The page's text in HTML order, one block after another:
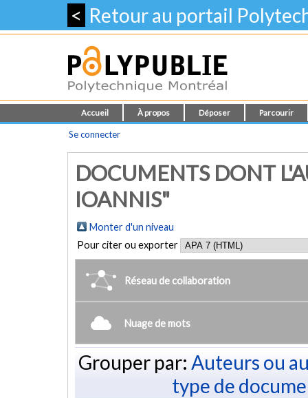
< Retour au portail
Accueil À propos Déposer Parcourir
Se connecter
DOCUMENTS DONT
IOANNIS"
Monter d'un niveau
Pour citer ou exporter
Réseau de collaboration
Nuage de mots
Grouper par: Auteurs ou
type de